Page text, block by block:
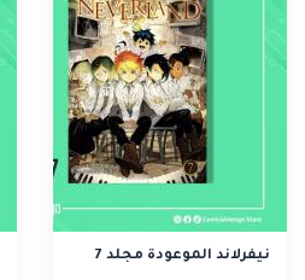
نيفرلاند الموعودة مجلد 7